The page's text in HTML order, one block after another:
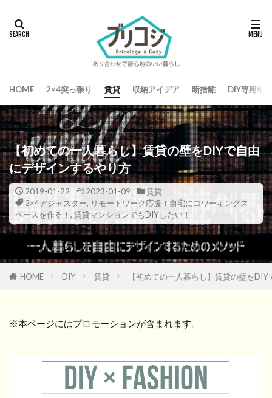
HOME 2×4突っ張り 賃貸 収納アイデア 断捨離 DIY専用ワ
【初めての一人暮らし】賃貸の壁をDIYで自由
にデザインするやり方
2019-01-22 2023-01-09
賃貸
2×4アジャスター, リモートワーク応援！自宅にコワーキングス
ペースを作る！ , 賃貸マンションでもDIYしたい！
HOME DIY 賃貸 【初めての一人暮らし】賃貸の壁を
※本ページにはプロモーションが含まれます。